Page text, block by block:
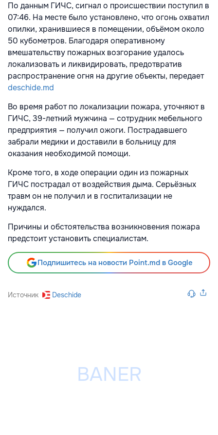
По данным ГИЧС, сигнал о происшествии поступил в
07:46. На месте было установлено, что огонь охватил
опилки, хранившиеся в помещении, объёмом около
50 кубометров. Благодаря оперативному
вмешательству пожарных возгорание удалось
локализовать и ликвидировать, предотвратив
распространение огня на другие объекты, передает
deschide.md
Во время работ по локализации пожара, уточняют в
ГИЧС, 39-летний мужчина — сотрудник мебельного
предприятия — получил ожоги. Пострадавшего
забрали медики и доставили в больницу для
оказания необходимой помощи.
Кроме того, в ходе операции один из пожарных
ГИЧС пострадал от воздействия дыма. Серьёзных
травм он не получил и в госпитализации не
нуждался.
Причины и обстоятельства возникновения пожара
предстоит установить специалистам.
Подпишитесь на новости Point.md в Google
Источник Deschide